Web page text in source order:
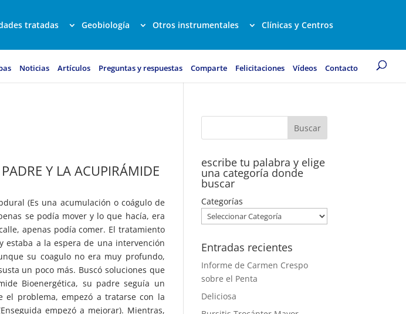
tratadas Geobiología Otros instrumentales
Clínicas y Centros
Noticias Artículos Preguntas y respuestas Comparte Felicitaciones Vídeos Contacto
Y LA ACUPIRÁMIDE
(Es una acumulación o coágulo de
se podía mover y lo que hacía, era
apenas podía comer. El tratamiento
estaba a la espera de una intervención
su coagulo no era muy profundo,
un poco más. Buscó soluciones que
Bioenergética, su padre seguía un
el problema, empezó a tratarse con la
empezó a mejorar). Mientras,
escribe tu palabra y elige
una categoría donde
buscar
Categorías
Entradas recientes
Informe de Carmen Crespo
sobre el Penta
Deliciosa